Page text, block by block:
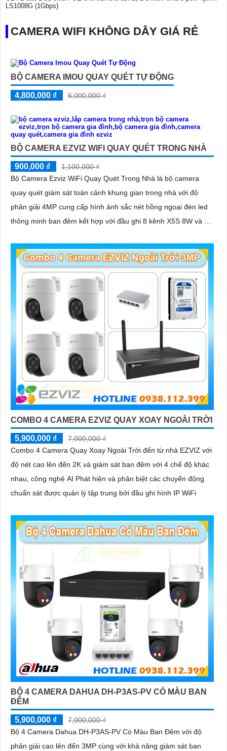
LS1008G (1Gbps)
CAMERA WIFI KHÔNG DÂY GIÁ RẺ
BỘ CAMERA IMOU QUAY QUÉT TỰ ĐỘNG
4,800,000 ₫ 6,000,000 ₫
BỘ CAMERA EZVIZ WIFI QUAY QUÉT TRONG NHÀ
900,000 ₫
1,100,000 ₫
Bộ Camera Ezviz WiFi Quay Quét Trong Nhà là bộ camera
quay quét giám sát toàn cảnh khung gian trong nhà với độ
phân giải 4MP cung cấp hình ảnh sắc nét hồng ngoại đèn led
thông minh ban đêm kết hợp với đầu ghi 8 kênh X5S 8W và ổ
COMBO 4 CAMERA EZVIZ QUAY XOAY NGOÀI TRỜI
5,900,000 ₫
7,000,000 ₫
Combo 4 Camera Quay Xoay Ngoài Trời đến từ nhà EZVIZ với
độ nét cao lên đến 2K và giám sát ban đêm với 4 chế độ khác
nhau, công nghệ AI Phát hiện và phân biệt các chuyển động
chuẩn sát được quản lý tập trung bởi đầu ghi hình IP WiFi
BỘ 4 CAMERA DAHUA DH-P3AS-PV CÓ MÀU BAN
ĐÊM
5,900,000 ₫
7,000,000 ₫
Bộ 4 Camera Dahua DH-P3AS-PV Có Màu Ban Đêm với độ
phân giải cao lên đến 3MP cùng với khả năng giám sát ban